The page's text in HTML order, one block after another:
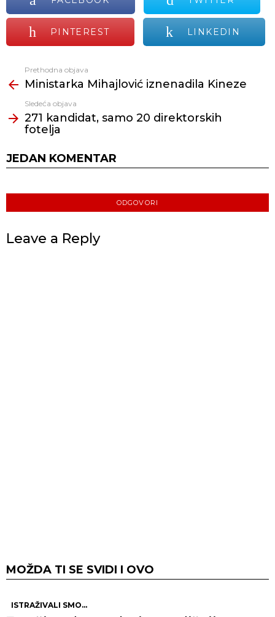
PINTEREST LINKEDIN
još
Prethodna objava
Ministarka Mihajlović iznenadila Kineze
Sledeća objava
271 kandidat, samo 20 direktorskih
fotelja
JEDAN KOMENTAR
ODGOVORI
Leave a Reply
MOŽDA TI SE SVIDI I OVO
ISTRAŽIVALI SMO...